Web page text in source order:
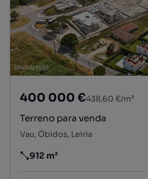
400 000 €438,60 €/m²
Terreno para venda
Vau, Óbidos, Leiria
Preço por metro quadrado
912 m²